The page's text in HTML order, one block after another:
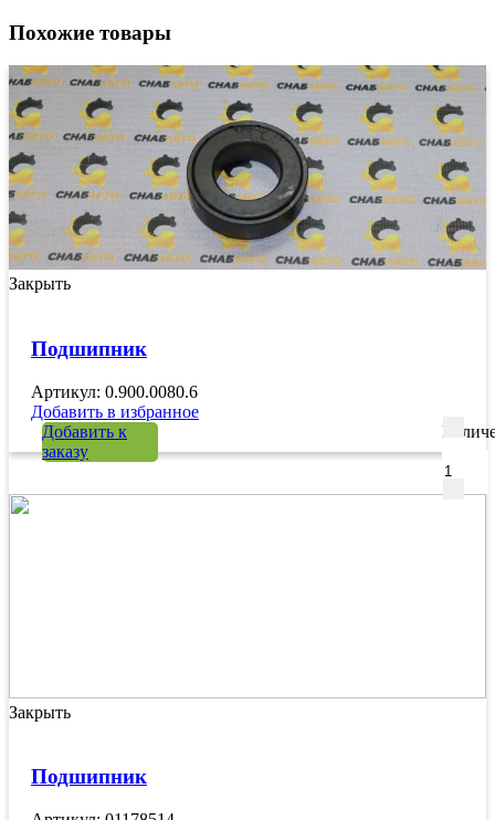
Похожие товары
Закрыть
Подшипник
Артикул: 0.900.0080.6
Добавить в избранное
Добавить к
заказу
Закрыть
Подшипник